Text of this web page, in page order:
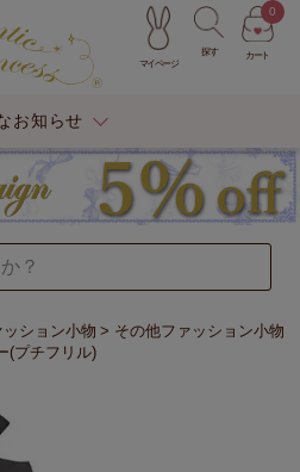
マイページ
探す カート
0
お知らせ
ッション小物
その他ファッション小物
(プチフリル)